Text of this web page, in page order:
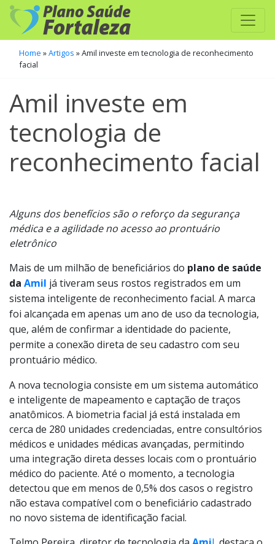
Home »Artigos »Amil investe em tecnologia de reconhecimento
facial
Amil investe em
tecnologia de
reconhecimento facial
Alguns dos benefícios são o reforço da segurança
médica e a agilidade no acesso ao prontuário
eletrônico
Mais de um milhão de beneficiários do plano de saúde
da Amil já tiveram seus rostos registrados em um
sistema inteligente de reconhecimento facial. A marca
foi alcançada em apenas um ano de uso da tecnologia,
que, além de confirmar a identidade do paciente,
permite a conexão direta de seu cadastro com seu
prontuário médico.
A nova tecnologia consiste em um sistema automático
e inteligente de mapeamento e captação de traços
anatômicos. A biometria facial já está instalada em
cerca de 280 unidades credenciadas, entre consultórios
médicos e unidades médicas avançadas, permitindo
uma integração direta desses locais com o prontuário
médico do paciente. Até o momento, a tecnologia
detectou que em menos de 0,5% dos casos o registro
não estava compatível com o beneficiário cadastrado
no novo sistema de identificação facial.